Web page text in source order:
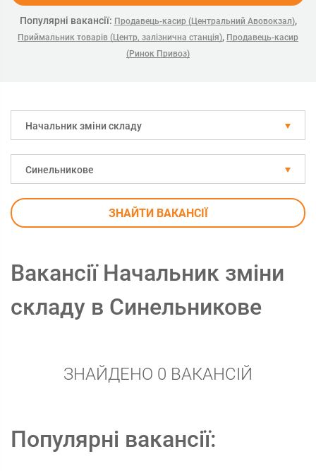
Популярні вакансії: Продавець-касир (Центральний Авовокзал),
Приймальник товарів (Центр, залізнична станція), Продавець-касир
(Ринок Привоз)
Начальник зміни складу
Синельникове
ЗНАЙТИ ВАКАНСІЇ
Вакансії Начальник зміни
складу в Синельникове
ЗНАЙДЕНО 0 ВАКАНСІЙ
Популярні вакансії: